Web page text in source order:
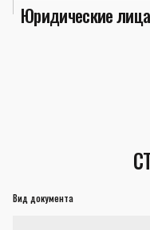
Юридические лица
Вид документа